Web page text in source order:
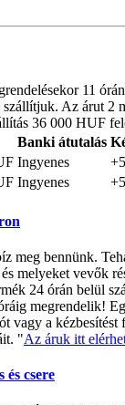
11
szállítjuk. Az árut 2
36 000 HUF
Banki átutalás
Ingyenes
Ingyenes
meg bennünk.
melyeket vevők
24 órán belül
megrendelik!
vagy a kézbesítést
"Az áruk itt
és csere